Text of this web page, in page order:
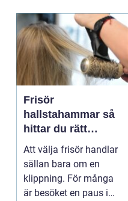
Frisör
hallstahammar så
hittar du rätt
salong för stil,
kvalitet och känsla
Att välja frisör handlar
sällan bara om en
klippning. För många
är besöket en paus i